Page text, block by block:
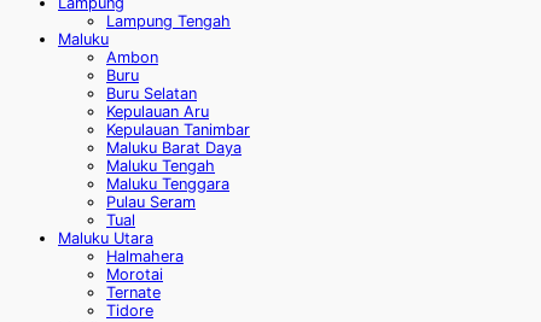
Lampung Tengah
Maluku
Ambon
Buru
Buru Selatan
Kepulauan Aru
Kepulauan Tanimbar
Maluku Barat Daya
Maluku Tengah
Maluku Tenggara
Pulau Seram
Tual
Maluku Utara
Halmahera
Morotai
Ternate
Tidore